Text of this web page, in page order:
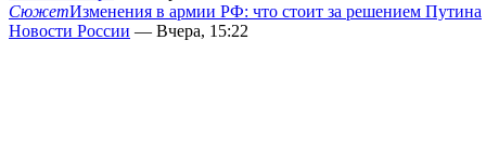
СюжетИзменения в армии РФ: что стоит за решением Путина
Новости России — Вчера, 15:22